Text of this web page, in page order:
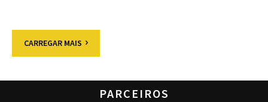
CARREGAR MAIS
PARCEIROS